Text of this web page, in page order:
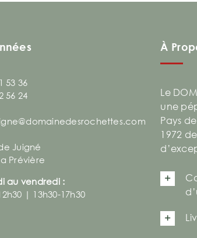
53 36
56 24
Juigné
Prévière
au vendredi :
| 13h30-17h30
À
Le
une
Pays
1972